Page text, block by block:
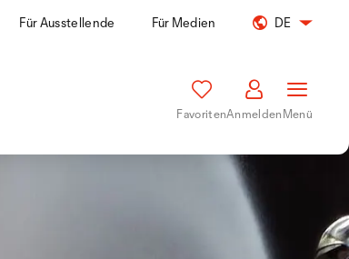
Für Ausstellende Für Medien DE
FavoritenAnmeldenMenü